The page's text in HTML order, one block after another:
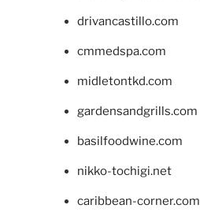
drivancastillo.com
cmmedspa.com
midletontkd.com
gardensandgrills.com
basilfoodwine.com
nikko-tochigi.net
caribbean-corner.com